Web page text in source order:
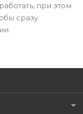
при этом
сразу